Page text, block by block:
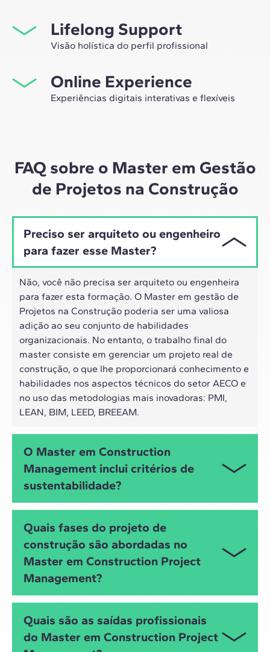
própria rede profissional, mas também ter a
oportunidade única de participar de grupos de
trabalho selecionados, assessorados pela experiência
e construção.
Lifelong Support
Visão holística do perfil profissional
master, nós lhe acompanhamos para que você tenha
uma visão crítica e 360º do seu futuro como
especialista no setor.
Online Experience
Experiências digitais interativas e flexíveis
híbrido dos profissionais de hoje.
FAQ sobre o Master em Gestão
de Projetos na Construção
Preciso ser arquiteto ou engenheiro
para fazer esse Master?
Não, você não precisa ser arquiteto ou engenheira
para fazer esta formação. O Master em gestão de
Projetos na Construção poderia ser uma valiosa
adição ao seu conjunto de habilidades
organizacionais. No entanto, o trabalho final do
master consiste em gerenciar um projeto real de
construção, o que lhe proporcionará conhecimento e
habilidades nos aspectos técnicos do setor AECO e
no uso das metodologias mais inovadoras: PMI,
LEAN, BIM, LEED, BREEAM.
O Master em Construction
Management inclui critérios de
sustentabilidade?
Gestão de Projetos de Construção
específicos que abordam as metodologias de
avaliação da sustentabilidade em obras (BREEAM
LEED,LCA...), ofacility management BIM
Lean Construction.
Quais fases do projeto de
construção são abordadas no
Master em Construction Project
Management?
de um projeto de construção de forma cronológica,
desde o início, planejamento e execução até o
Quais são as saídas profissionais
do Master em Construction Project